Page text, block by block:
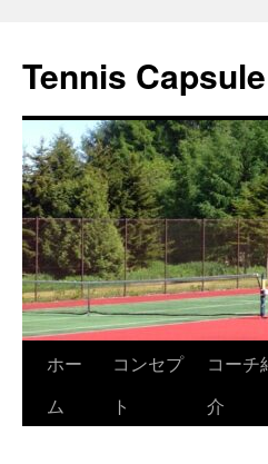
Tennis
ホー
ム
コンセプ
ト
コーチ
介